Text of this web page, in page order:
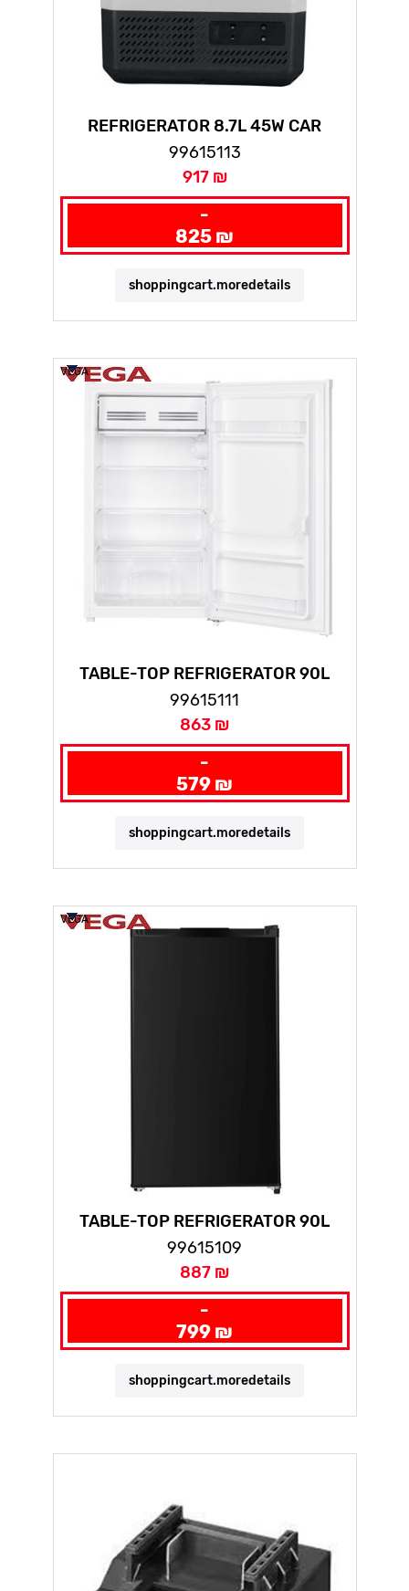
REFRIGERATOR 8.7L 45W CAR
12VDC/230VAC + HANDLE
99615113
917 ₪
-
825 ₪
shoppingcart.moredetails
VEGA
TABLE-TOP REFRIGERATOR 90L
WHITE
99615111
863 ₪
-
579 ₪
shoppingcart.moredetails
VEGA
TABLE-TOP REFRIGERATOR 90L
BLACK
99615109
887 ₪
-
799 ₪
shoppingcart.moredetails